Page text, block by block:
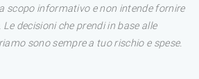
scopo informativo e non intende fornire
decisioni che prendi in base alle
sono sempre a tuo rischio e spese.